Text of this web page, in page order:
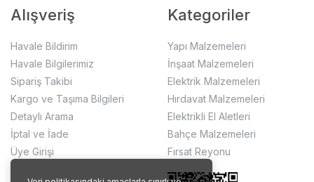
Alışveriş
Havale Bildirim
Havale Bilgilerimiz
Sipariş Takibi
Kargo ve Taşıma Bilgileri
Detaylı Arama
İptal ve İade
Üye Girişi
Kategoriler
Yapı Malzemeleri
İnşaat Malzemeleri
Elektrik Malzemeleri
Hırdavat Malzemeleri
Elektrikli El Aletleri
Bahçe Malzemeleri
Fırsat Reyonu